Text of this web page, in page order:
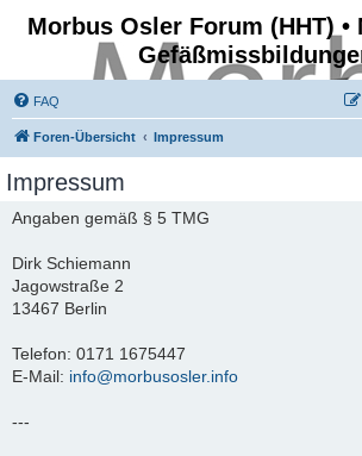
Morbus Osler Forum (HHT) •
FAQ
Foren-Übersicht Impressum
Impressum
Angaben gemäß § 5 TMG
Dirk Schiemann
Jagowstraße 2
13467 Berlin
Telefon: 0171 1675447
E-Mail: info@morbusosler.info
---